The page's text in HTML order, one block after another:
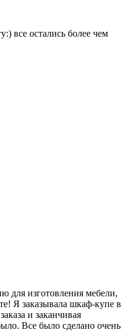
все остались более чем
для изготовления мебели,
Я заказывала шкаф-купе в
и заканчивая
Все было сделано очень